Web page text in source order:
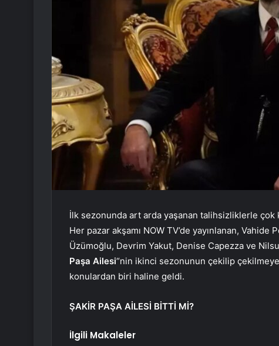
İlk sezonunda art arda yaşanan talihsizliklerle
Her pazar akşamı NOW TV’de yayınlanan,
Üzümoğlu, Devrim Yakut, Denise Capezza ve
Paşa Ailesi“nin ikinci sezonunun çekilip
konulardan biri haline geldi.
ŞAKİR PAŞA AİLESİ BİTTİ Mİ?
İlgili Makaleler